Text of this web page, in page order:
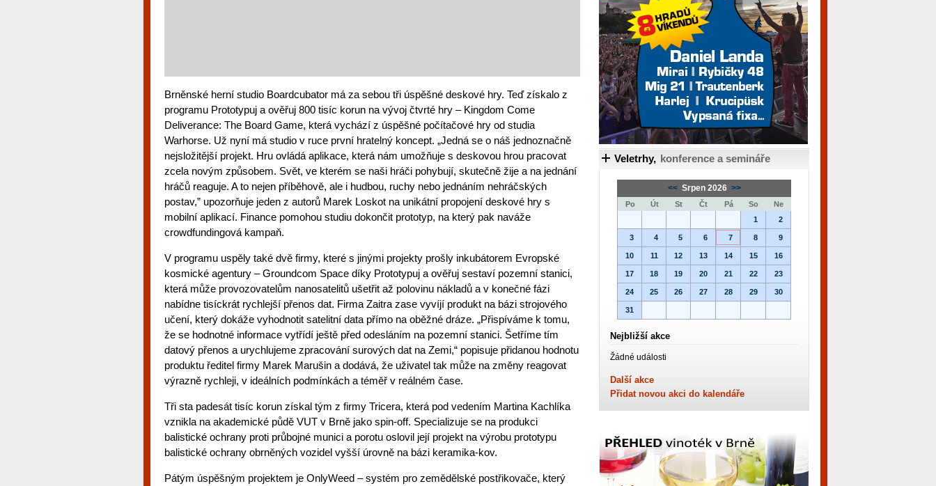
Brněnské herní studio Boardcubator má za sebou tři úspěšné deskové hry. Teď získalo z
programu Prototypuj a ověřuj 800 tisíc korun na vývoj čtvrté hry – Kingdom Come
Deliverance: The Board Game, která vychází z úspěšné počítačové hry od studia
Warhorse. Už nyní má studio v ruce první hratelný koncept. „Jedná se o náš jednoznačně
nejsložitější projekt. Hru ovládá aplikace, která nám umožňuje s deskovou hrou pracovat
zcela novým způsobem. Svět, ve kterém se naši hráči pohybují, skutečně žije a na jednání
hráčů reaguje. A to nejen příběhově, ale i hudbou, ruchy nebo jednáním nehráčských
postav,” upozorňuje jeden z autorů Marek Loskot na unikátní propojení deskové hry s
mobilní aplikací. Finance pomohou studiu dokončit prototyp, na který pak naváže
crowdfundingová kampaň.
V programu uspěly také dvě firmy, které s jinými projekty prošly inkubátorem Evropské
kosmické agentury – Groundcom Space díky Prototypuj a ověřuj sestaví pozemní stanici,
která může provozovatelům nanosatelitů ušetřit až polovinu nákladů a v konečné fázi
nabídne tisíckrát rychlejší přenos dat. Firma Zaitra zase vyvíjí produkt na bázi strojového
učení, který dokáže vyhodnotit satelitní data přímo na oběžné dráze. „Přispíváme k tomu,
že se hodnotné informace vytřídí ještě před odesláním na pozemní stanici. Šetříme tím
datový přenos a urychlujeme zpracování surových dat na Zemi,“ popisuje přidanou hodnotu
produktu ředitel firmy Marek Marušin a dodává, že uživatel tak může na změny reagovat
výrazně rychleji, v ideálních podmínkách a téměř v reálném čase.
Tři sta padesát tisíc korun získal tým z firmy Tricera, která pod vedením Martina Kachlíka
vznikla na akademické půdě VUT v Brně jako spin-off. Specializuje se na produkci
balistické ochrany proti průbojné munici a porotu oslovil její projekt na výrobu prototypu
balistické ochrany obrněných vozidel vyšší úrovně na bázi keramika-kov.
Pátým úspěšným projektem je OnlyWeed – systém pro zemědělské postřikovače, který
Veletrhy, konference a semináře
<< Srpen 2026 >>
Po Út St Čt Pá So
Ne
1
2
3 4 5 6 7 8 9
10 11 12 13 14 15 16
17 18 19 20 21 22 23
24 25 26 27 28 29 30
31
Nejbližší akce
Žádné události
Další akce
Přidat novou akci do kalendáře